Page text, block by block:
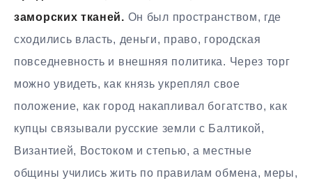
заморских тканей. Он был пространством, где
сходились власть, деньги, право, городская
повседневность и внешняя политика. Через торг
можно увидеть, как князь укреплял свое
положение, как город накапливал богатство, как
купцы связывали русские земли с Балтикой,
Византией, Востоком и степью, а местные
общины учились жить по правилам обмена, меры,